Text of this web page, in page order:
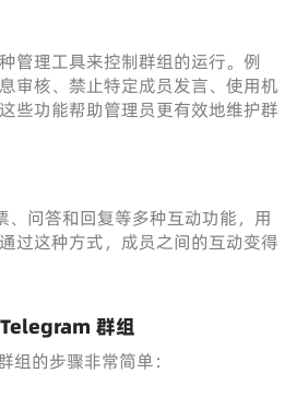
管理工具来控制群组的运行。例
审核、禁止特定成员发言、使用机
些功能帮助管理员更有效地维护群
问答和回复等多种互动功能，用
过这种方式，成员之间的互动变得
群组
的步骤非常简单：